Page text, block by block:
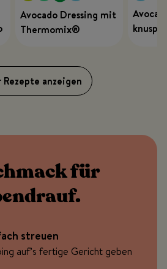
Avocado Dressing mit
Thermomix®
Rezepte anzeigen
für
streuen
auf’s fertige Gericht geben